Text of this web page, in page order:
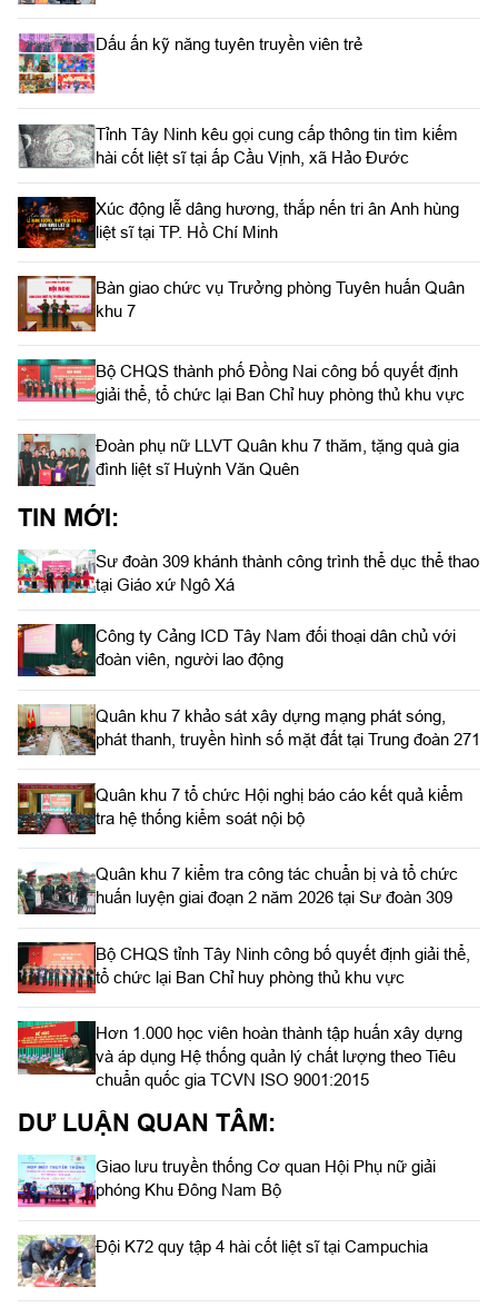
Dấu ấn kỹ năng tuyên truyền viên trẻ
Tỉnh Tây Ninh kêu gọi cung cấp thông tin tìm kiếm
hài cốt liệt sĩ tại ấp Cầu Vịnh, xã Hảo Đước
Xúc động lễ dâng hương, thắp nến tri ân Anh hùng
liệt sĩ tại TP. Hồ Chí Minh
Bàn giao chức vụ Trưởng phòng Tuyên huấn Quân
khu 7
Bộ CHQS thành phố Đồng Nai công bố quyết định
giải thể, tổ chức lại Ban Chỉ huy phòng thủ khu vực
Đoàn phụ nữ LLVT Quân khu 7 thăm, tặng quà gia
đình liệt sĩ Huỳnh Văn Quên
TIN MỚI:
Sư đoàn 309 khánh thành công trình thể dục thể thao
tại Giáo xứ Ngô Xá
Công ty Cảng ICD Tây Nam đối thoại dân chủ với
đoàn viên, người lao động
Quân khu 7 khảo sát xây dựng mạng phát sóng,
phát thanh, truyền hình số mặt đất tại Trung đoàn 271
Quân khu 7 tổ chức Hội nghị báo cáo kết quả kiểm
tra hệ thống kiểm soát nội bộ
Quân khu 7 kiểm tra công tác chuẩn bị và tổ chức
huấn luyện giai đoạn 2 năm 2026 tại Sư đoàn 309
Bộ CHQS tỉnh Tây Ninh công bố quyết định giải thể,
tổ chức lại Ban Chỉ huy phòng thủ khu vực
Hơn 1.000 học viên hoàn thành tập huấn xây dựng
và áp dụng Hệ thống quản lý chất lượng theo Tiêu
chuẩn quốc gia TCVN ISO 9001:2015
DƯ LUẬN QUAN TÂM:
Giao lưu truyền thống Cơ quan Hội Phụ nữ giải
phóng Khu Đông Nam Bộ
Đội K72 quy tập 4 hài cốt liệt sĩ tại Campuchia